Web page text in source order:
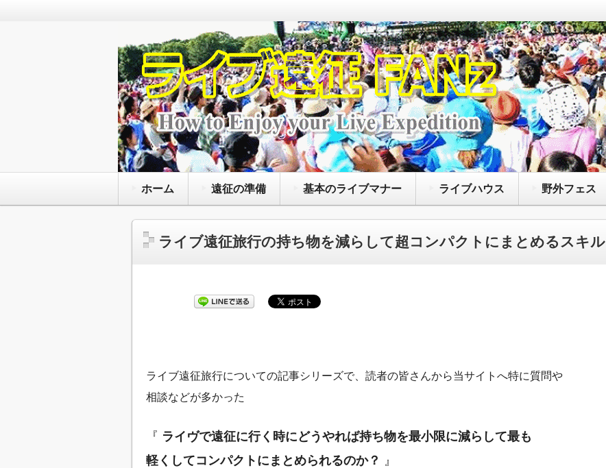
ライブ遠征 FANz
通年で国内外のライブ会場で様々なアーティストによって開催されているコンサート
を観る為にライヴの遠征旅行をしたいファンズに向けて、主に持ち物や荷物の注意点
と服装にマナー等の準備の方法と、聖地巡礼に役立つ情報等を紹介するサイトです
ホーム 遠征の準備 基本のライブマナー ライブハウス 野外フェス
ライブ遠征旅行の持ち物を減らして超コンパクトにまとめるスキル
ライブ遠征旅行についての記事シリーズで、読者の皆さんから当サイトへ特に質問や
相談などが多かった
『 ライヴで遠征に行く時にどうやれば持ち物を最小限に減らして最も
軽くしてコンパクトにまとめられるのか？
』